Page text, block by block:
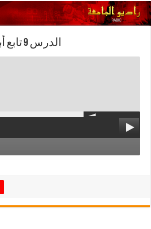
الدرس 9 تابع أبواب المواقيت